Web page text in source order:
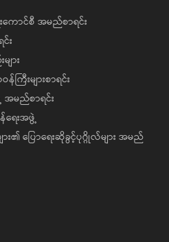
ောင်စီ အမည်စာရင်း
း
ား
ြီးများစာရင်း
မည်စာရင်း
ရေးအဖွဲ့
၏ ပြောရေးဆိုခွင့်ပုဂ္ဂိုလ်များ အမည်